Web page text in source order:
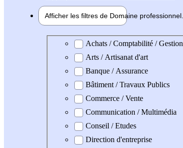
Afficher les filtres de Domaine professionnel
Domaine professionel
Achats / Comptabilité / Gestion
Arts / Artisanat d'art
Banque / Assurance
Bâtiment / Travaux Publics
Commerce / Vente
Communication / Multimédia
Conseil / Etudes
Direction d'entreprise